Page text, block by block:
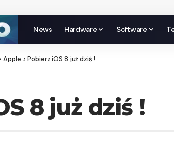
News Hardware Software
Apple > Pobierz iOS 8 już dziś !
8 już dziś !